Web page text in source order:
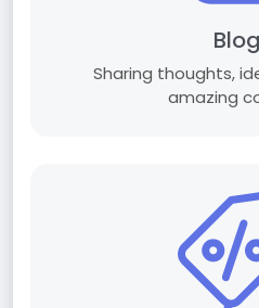
Sharing thoughts,
amazing